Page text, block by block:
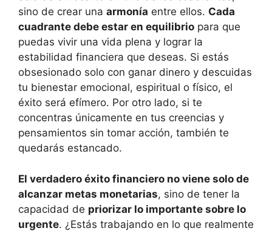
sino de crear una armonía entre ellos. Cada
cuadrante debe estar en equilibrio para que
puedas vivir una vida plena y lograr la
estabilidad financiera que deseas. Si estás
obsesionado solo con ganar dinero y descuidas
tu bienestar emocional, espiritual o físico, el
éxito será efímero. Por otro lado, si te
concentras únicamente en tus creencias y
pensamientos sin tomar acción, también te
quedarás estancado.
El verdadero éxito financiero no viene solo de
alcanzar metas monetarias, sino de tener la
capacidad de priorizar lo importante sobre lo
urgente. ¿Estás trabajando en lo que realmente